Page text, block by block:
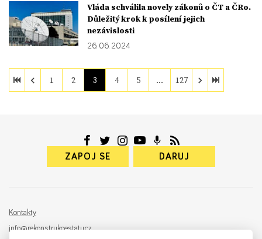
Vláda schválila novely zákonů o ČT a ČRo.
Důležitý krok k posílení jejich
nezávislosti
26. 06. 2024
1 2 3 4 5 … 127
ZAPOJ SE DARUJ
Kontakty
info@rekonstrukcestatu.cz